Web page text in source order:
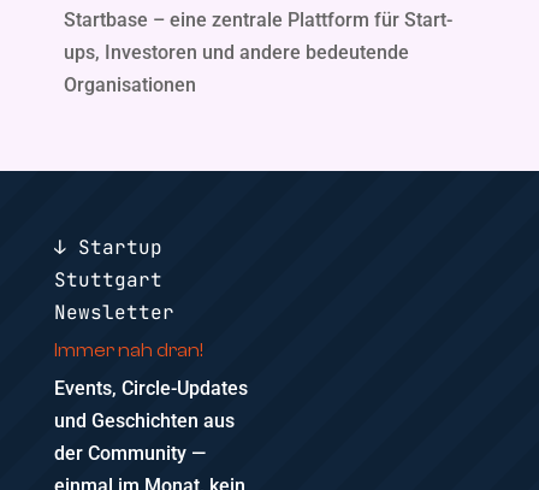
Startbase – eine zentrale Plattform für Start-
ups, Investoren und andere bedeutende
Organisationen
↓ Startup
Stuttgart
Newsletter
Immer nah dran!
Events, Circle-Updates
und Geschichten aus
der Community —